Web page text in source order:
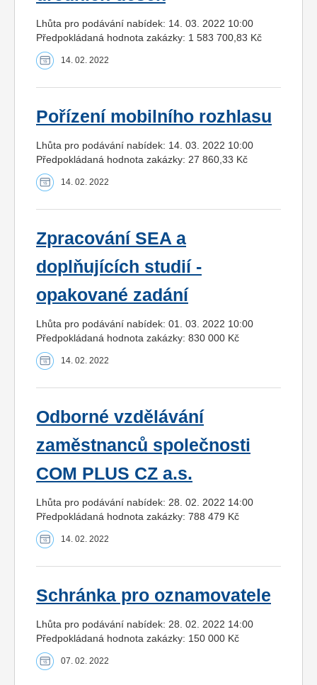
Lhůta pro podávání nabídek: 14. 03. 2022 10:00
Předpokládaná hodnota zakázky: 1 583 700,83 Kč
14. 02. 2022
Pořízení mobilního rozhlasu
Lhůta pro podávání nabídek: 14. 03. 2022 10:00
Předpokládaná hodnota zakázky: 27 860,33 Kč
14. 02. 2022
Zpracování SEA a
doplňujících studií -
opakované zadání
Lhůta pro podávání nabídek: 01. 03. 2022 10:00
Předpokládaná hodnota zakázky: 830 000 Kč
14. 02. 2022
Odborné vzdělávání
zaměstnanců společnosti
COM PLUS CZ a.s.
Lhůta pro podávání nabídek: 28. 02. 2022 14:00
Předpokládaná hodnota zakázky: 788 479 Kč
14. 02. 2022
Schránka pro oznamovatele
Lhůta pro podávání nabídek: 28. 02. 2022 14:00
Předpokládaná hodnota zakázky: 150 000 Kč
07. 02. 2022